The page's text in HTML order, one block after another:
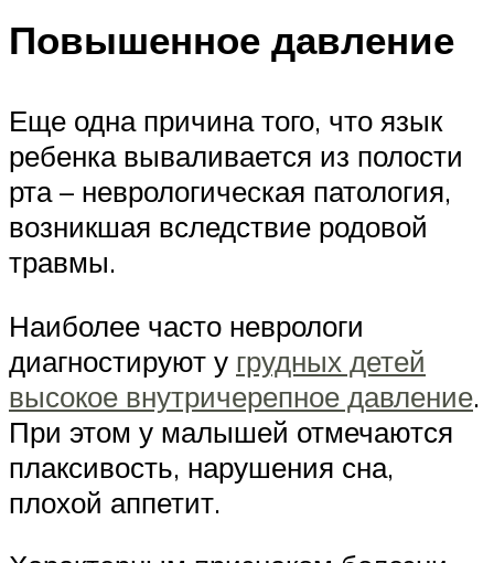
Повышенное давление
Еще одна причина того, что язык
ребенка вываливается из полости
рта – неврологическая патология,
возникшая вследствие родовой
травмы.
Наиболее часто неврологи
диагностируют у грудных детей
высокое внутричерепное давление.
При этом у малышей отмечаются
плаксивость, нарушения сна,
плохой аппетит.